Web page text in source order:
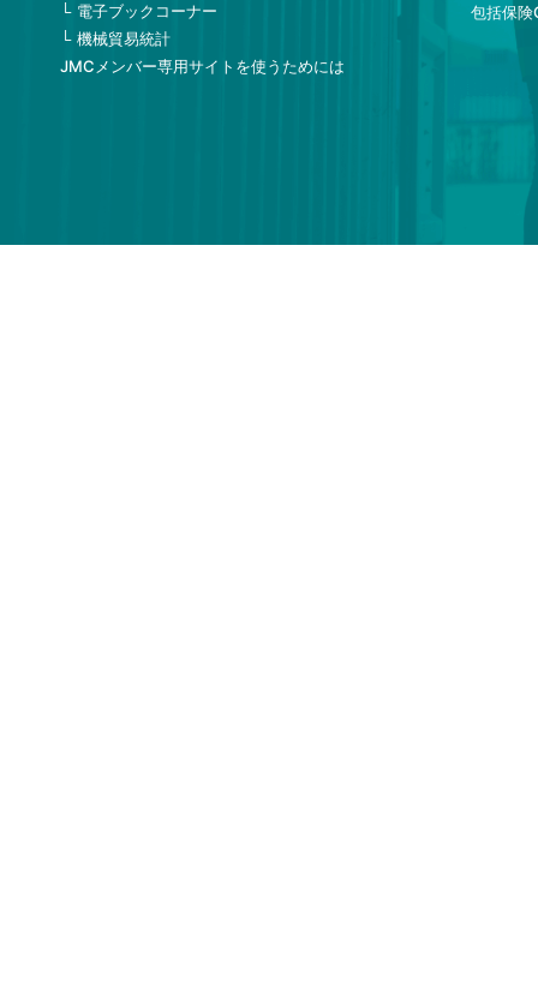
電子ブックコーナー
機械貿易統計
JMCメンバー専用サイトを使うためには
包括保険